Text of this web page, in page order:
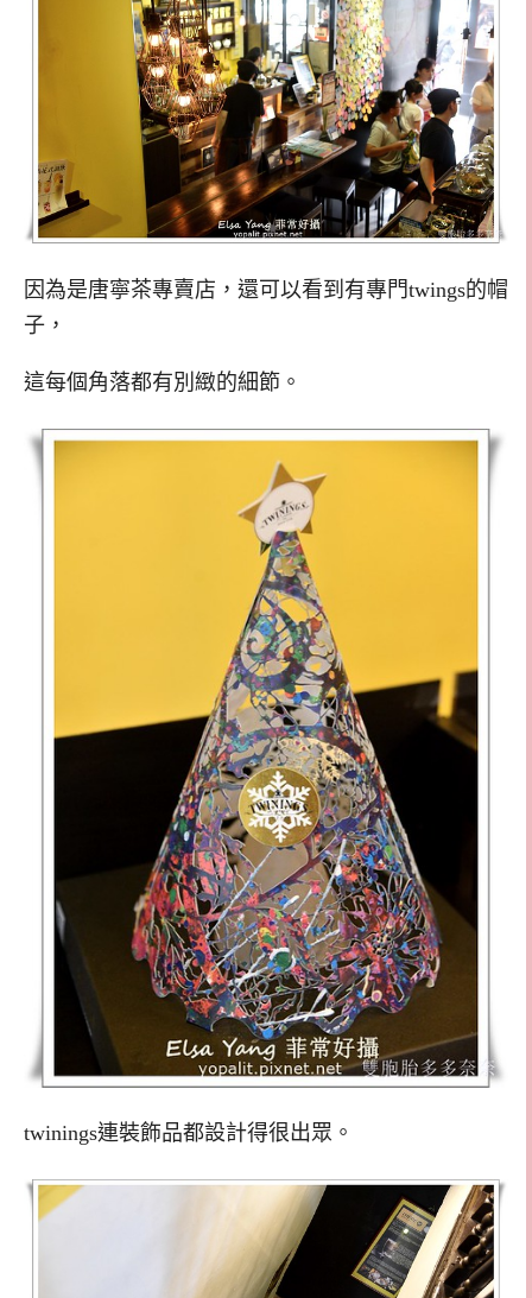
因為是唐寧茶專賣店，還可以看到有專門twings的帽
子，
這每個角落都有別緻的細節。
twinings連裝飾品都設計得很出眾。